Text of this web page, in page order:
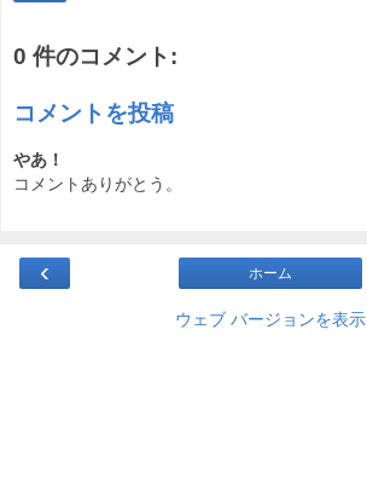
0 件のコメント:
コメントを投稿
やあ！
コメントありがとう。
‹ ホーム
ウェブ バージョンを表示